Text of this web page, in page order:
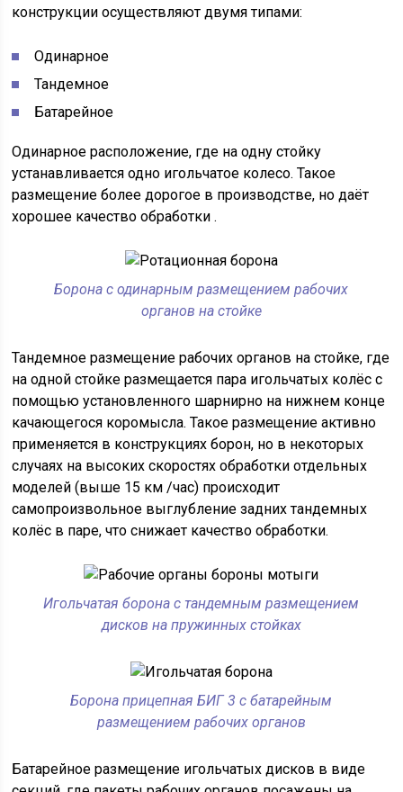
конструкции осуществляют двумя типами:
Одинарное
Тандемное
Батарейное
Одинарное расположение, где на одну стойку
устанавливается одно игольчатое колесо. Такое
размещение более дорогое в производстве, но даёт
хорошее качество обработки .
Борона с одинарным размещением рабочих
органов на стойке
Тандемное размещение рабочих органов на стойке, где
на одной стойке размещается пара игольчатых колёс с
помощью установленного шарнирно на нижнем конце
качающегося коромысла. Такое размещение активно
применяется в конструкциях борон, но в некоторых
случаях на высоких скоростях обработки отдельных
моделей (выше 15 км /час) происходит
самопроизвольное выглубление задних тандемных
колёс в паре, что снижает качество обработки.
Игольчатая борона с тандемным размещением
дисков на пружинных стойках
Борона прицепная БИГ 3 с батарейным
размещением рабочих органов
Батарейное размещение игольчатых дисков в виде